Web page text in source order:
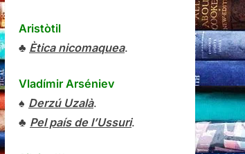
Aristòtil
♣ Ètica nicomaquea.
Vladímir Arséniev
♠ Derzú Uzalà.
♣ Pel país de l’Ussuri.